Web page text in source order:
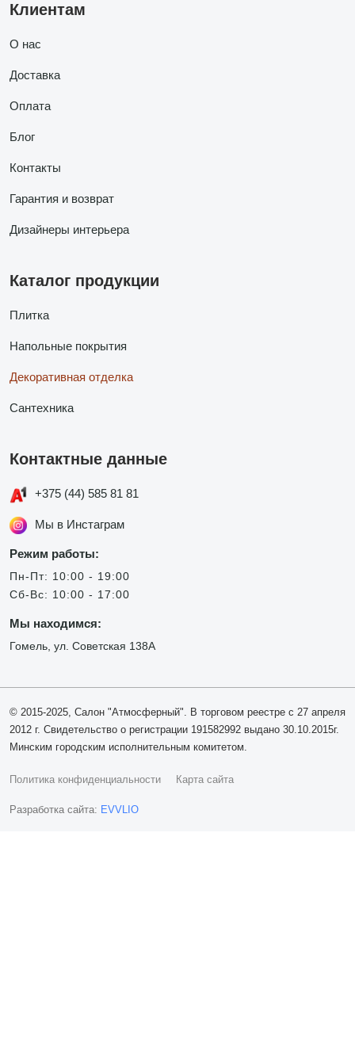
Клиентам
О нас
Доставка
Оплата
Блог
Контакты
Гарантия и возврат
Дизайнеры интерьера
Каталог продукции
Плитка
Напольные покрытия
Декоративная отделка
Сантехника
Контактные данные
+375 (44) 585 81 81
Мы в Инстаграм
Режим работы:
Пн-Пт: 10:00 - 19:00
Сб-Вс: 10:00 - 17:00
Мы находимся:
Гомель, ул. Советская 138А
© 2015-2025, Салон "Атмосферный". В торговом реестре с 27 апреля
2012 г. Свидетельство о регистрации 191582992 выдано 30.10.2015г.
Минским городским исполнительным комитетом.
Политика конфиденциальности Карта сайта
Разработка сайта: EVVLIO